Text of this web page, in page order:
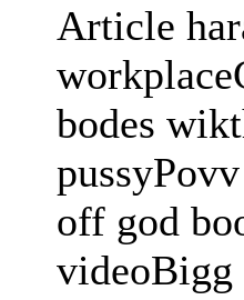
Article
bodes
off god
videoBigg